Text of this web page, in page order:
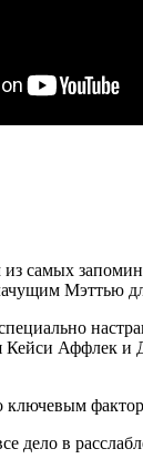
самых
Мэттью
Кейси Аффлек и
дело в